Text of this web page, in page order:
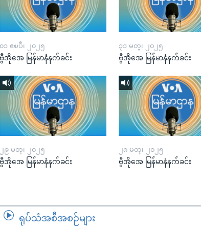
၀၁ ဧၿပီ၊ ၂၀၂၅
ဗွီအိုအေ မြန်မာနံနက်ခင်း
၃၁ မတ္၊ ၂၀၂၅
ဗွီအိုအေ မြန်မာနံနက်ခင်း
၂၉ မတ္၊ ၂၀၂၅
ဗွီအိုအေ မြန်မာနံနက်ခင်း
၂၈ မတ္၊ ၂၀၂၅
ဗွီအိုအေ မြန်မာနံနက်ခင်း
ရုပ်သံအစီအစဉ်များ